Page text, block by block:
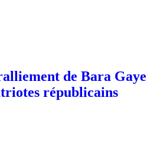
de Bara Gaye
républicains